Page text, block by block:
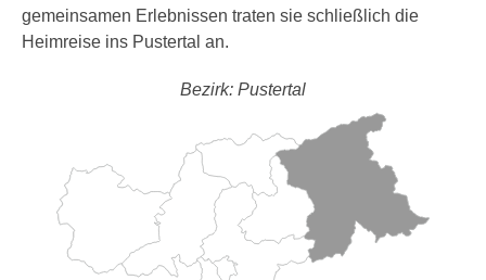
gemeinsamen Erlebnissen traten sie schließlich die
Heimreise ins Pustertal an.
Bezirk: Pustertal